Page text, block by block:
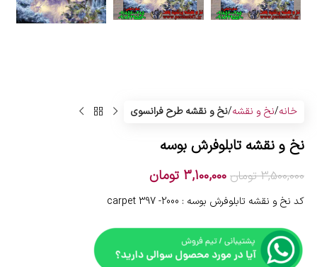
خانه نخ و نقشه نخ و نقشه طرح فرانسوی
نخ و نقشه تابلوفرش بوسه
3,500,000 تومان 3,100,000 تومان
کد نخ و نقشه تابلوفرش بوسه : 2000- 397 carpet